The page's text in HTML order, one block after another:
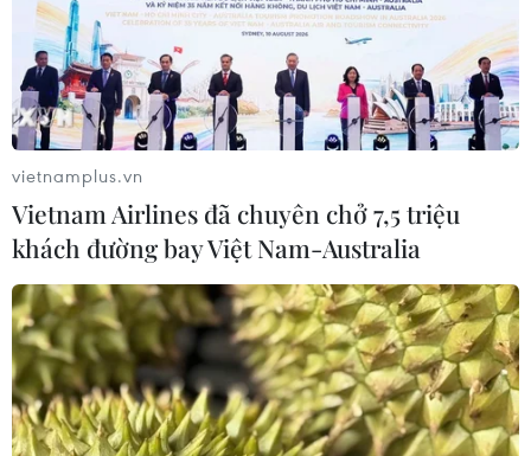
Tỉnh trưởng Hồ Bắc: Dịch bệnh bùng phát
rất dữ dội ở Hoàng Cương
29/01/2020 15:00
Thành phố Hoàng Cương đã báo cáo rằng có 5 người
chết và 324 ca mắc bệnh vào cuối ngày 28/1, là các
vietnamplus.vn
Vietnam Airlines đã chuyên chở 7,5 triệu
khách đường bay Việt Nam-Australia